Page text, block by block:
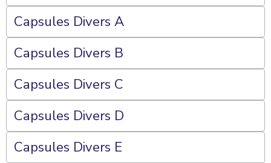
Capsules Divers A
Capsules Divers B
Capsules Divers C
Capsules Divers D
Capsules Divers E